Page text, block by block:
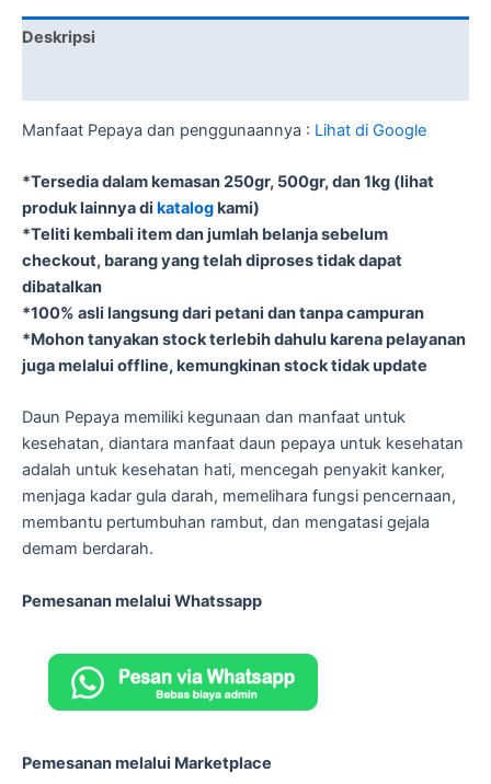
Deskripsi
Manfaat Pepaya dan penggunaannya : Lihat di Google
*Tersedia dalam kemasan 250gr, 500gr, dan 1kg (lihat
produk lainnya di katalogkami)
*Teliti kembali item dan jumlah belanja sebelum
checkout, barang yang telah diproses tidak dapat
dibatalkan
*100% asli langsung dari petani dan tanpa campuran
*Mohon tanyakan stock terlebih dahulu karena pelayanan
juga melalui offline, kemungkinan stock tidak update
Daun Pepaya memiliki kegunaan dan manfaat untuk
kesehatan, diantara manfaat daun pepaya untuk kesehatan
adalah untuk kesehatan hati, mencegah penyakit kanker,
menjaga kadar gula darah, memelihara fungsi pencernaan,
membantu pertumbuhan rambut, dan mengatasi gejala
demam berdarah.
Pemesanan melalui Whatssapp
Pemesanan melalui Marketplace